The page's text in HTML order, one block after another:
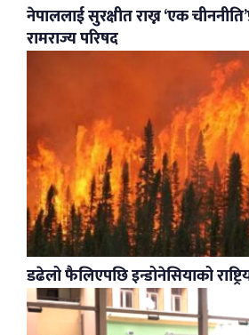
नेपाललाई सुरक्षीत राख्न ‘एक
रामराज्य परिषद
डढेलो फैलिएपछि इन्डोनेसियाको